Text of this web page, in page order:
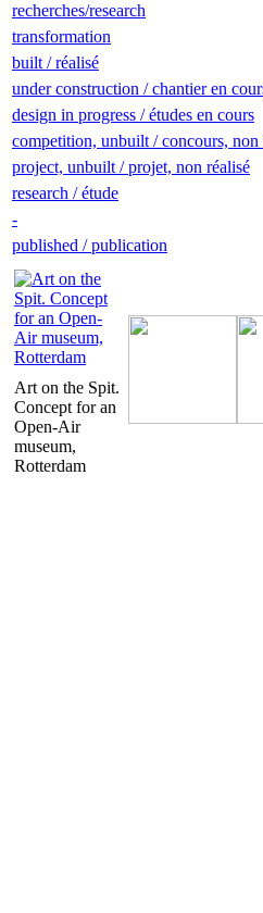
recherches/research
transformation
built / réalisé
under construction / chantier en
design in progress / études en cours
competition, unbuilt / concours, non
project, unbuilt / projet, non réalisé
research / étude
-
published / publication
Art on the Spit.
Concept for an
Open-Air
museum,
Rotterdam